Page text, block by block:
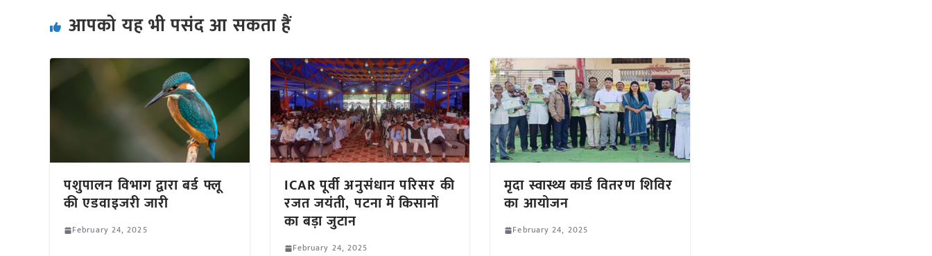
आपको यह भी पसंद आ सकता हैं
पशुपालन विभाग द्वारा बर्ड फ्लू
की एडवाइजरी जारी
February 24, 2025
ICAR पूर्वी अनुसंधान परिसर की
रजत जयंती, पटना में किसानों
का बड़ा जुटान
February 24, 2025
मृदा स्वास्थ्य कार्ड वितरण शिविर
का आयोजन
February 24, 2025